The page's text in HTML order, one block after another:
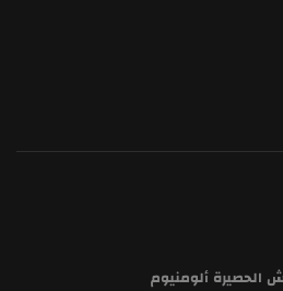
الحصيرة ألومنيوم